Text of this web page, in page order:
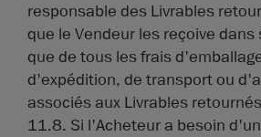
responsable des Livrables
que le Vendeur les reçoive dans
que de tous les frais
d'expédition, de transport ou
associés aux Livrables
11.8. Si l'Acheteur a besoin